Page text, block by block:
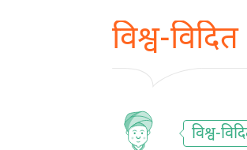
विश्व-विदित
विश्व-